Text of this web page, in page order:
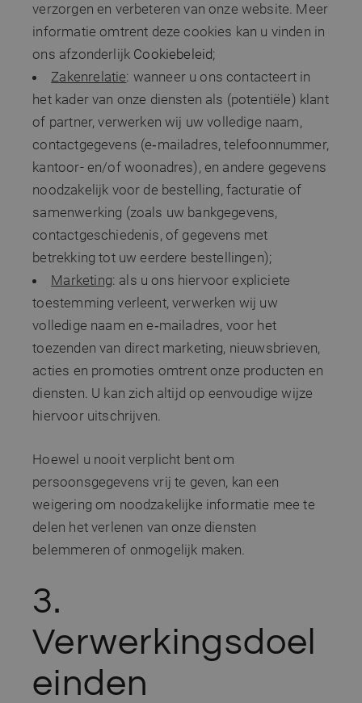
verzorgen en verbeteren van onze website. Meer
informatie omtrent deze cookies kan u vinden in
ons afzonderlijk Cookiebeleid;
Zakenrelatie: wanneer u ons contacteert in
het kader van onze diensten als (potentiële) klant
of partner, verwerken wij uw volledige naam,
contactgegevens (e‑mailadres, telefoonnummer,
kantoor- en/of woonadres), en andere gegevens
noodzakelijk voor de bestelling, facturatie of
samenwerking (zoals uw bankgegevens,
contactgeschiedenis, of gegevens met
betrekking tot uw eerdere bestellingen);
Marketing: als u ons hiervoor expliciete
toestemming verleent, verwerken wij uw
volledige naam en e‑mailadres, voor het
toezenden van direct marketing, nieuwsbrieven,
acties en promoties omtrent onze producten en
diensten. U kan zich altijd op eenvoudige wijze
hiervoor uitschrijven.
Hoewel u nooit verplicht bent om
persoonsgegevens vrij te geven, kan een
weigering om noodzakelijke informatie mee te
delen het verlenen van onze diensten
belemmeren of onmogelijk maken.
3.
Verwerkingsdoel
einden